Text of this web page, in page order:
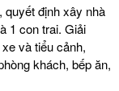
quyết định xây nhà
1 con trai. Giải
và tiểu cảnh,
khách, bếp ăn,